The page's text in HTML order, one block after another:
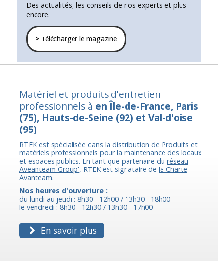
Des actualités, les conseils de nos experts et plus
encore.
>Télécharger le magazine
Matériel et produits d'entretien
professionnels à en Île-de-France, Paris
(75), Hauts-de-Seine (92) et Val-d'oise
(95)
RTEK est spécialisée dans la distribution de Produits et
matériels professionnels pour la maintenance des locaux
et espaces publics. En tant que partenaire du réseau
Aveanteam Group', RTEK est signataire de la Charte
Avanteam.
Nos heures d'ouverture :
du lundi au jeudi : 8h30 - 12h00 / 13h30 - 18h00
le vendredi : 8h30 - 12h30 / 13h30 - 17h00
En savoir plus